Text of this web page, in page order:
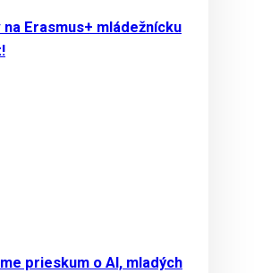
Erasmus+ mládežnícku
prieskum o AI, mladých